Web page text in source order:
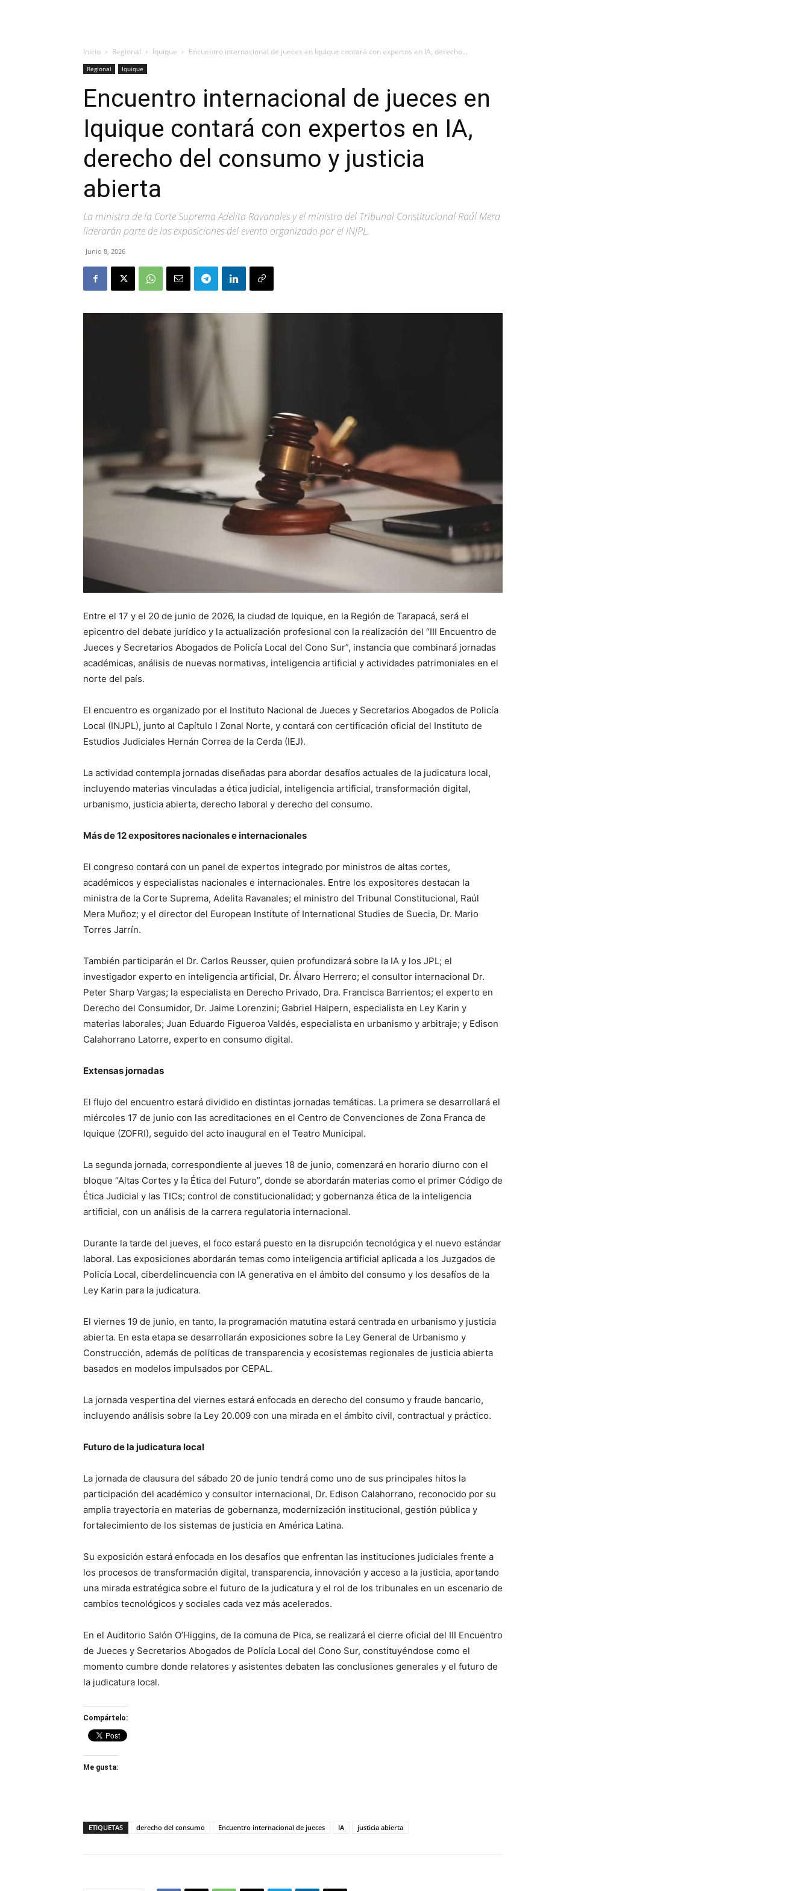
Inicio Regional Iquique Encuentro internacional de jueces en Iquique contará con expertos en IA, derecho...
Regional Iquique
Encuentro internacional de jueces en
Iquique contará con expertos en IA,
derecho del consumo y justicia
abierta
La ministra de la Corte Suprema Adelita Ravanales y el ministro del Tribunal Constitucional Raúl Mera
liderarán parte de las exposiciones del evento organizado por el INJPL.
Junio 8, 2026
Entre el 17 y el 20 de junio de 2026, la ciudad de Iquique, en la Región de Tarapacá, será el
epicentro del debate jurídico y la actualización profesional con la realización del “III Encuentro de
Jueces y Secretarios Abogados de Policía Local del Cono Sur”, instancia que combinará jornadas
académicas, análisis de nuevas normativas, inteligencia artificial y actividades patrimoniales en el
norte del país.
El encuentro es organizado por el Instituto Nacional de Jueces y Secretarios Abogados de Policía
Local (INJPL), junto al Capítulo I Zonal Norte, y contará con certificación oficial del Instituto de
Estudios Judiciales Hernán Correa de la Cerda (IEJ).
La actividad contempla jornadas diseñadas para abordar desafíos actuales de la judicatura local,
incluyendo materias vinculadas a ética judicial, inteligencia artificial, transformación digital,
urbanismo, justicia abierta, derecho laboral y derecho del consumo.
Más de 12 expositores nacionales e internacionales
El congreso contará con un panel de expertos integrado por ministros de altas cortes,
académicos y especialistas nacionales e internacionales. Entre los expositores destacan la
ministra de la Corte Suprema, Adelita Ravanales; el ministro del Tribunal Constitucional, Raúl
Mera Muñoz; y el director del European Institute of International Studies de Suecia, Dr. Mario
Torres Jarrín.
También participarán el Dr. Carlos Reusser, quien profundizará sobre la IA y los JPL; el
investigador experto en inteligencia artificial, Dr. Álvaro Herrero; el consultor internacional Dr.
Peter Sharp Vargas; la especialista en Derecho Privado, Dra. Francisca Barrientos; el experto en
Derecho del Consumidor, Dr. Jaime Lorenzini; Gabriel Halpern, especialista en Ley Karin y
materias laborales; Juan Eduardo Figueroa Valdés, especialista en urbanismo y arbitraje; y Edison
Calahorrano Latorre, experto en consumo digital.
Extensas jornadas
El flujo del encuentro estará dividido en distintas jornadas temáticas. La primera se desarrollará el
miércoles 17 de junio con las acreditaciones en el Centro de Convenciones de Zona Franca de
Iquique (ZOFRI), seguido del acto inaugural en el Teatro Municipal.
La segunda jornada, correspondiente al jueves 18 de junio, comenzará en horario diurno con el
bloque “Altas Cortes y la Ética del Futuro”, donde se abordarán materias como el primer Código de
Ética Judicial y las TICs; control de constitucionalidad; y gobernanza ética de la inteligencia
artificial, con un análisis de la carrera regulatoria internacional.
Durante la tarde del jueves, el foco estará puesto en la disrupción tecnológica y el nuevo estándar
laboral. Las exposiciones abordarán temas como inteligencia artificial aplicada a los Juzgados de
Policía Local, ciberdelincuencia con IA generativa en el ámbito del consumo y los desafíos de la
Ley Karin para la judicatura.
El viernes 19 de junio, en tanto, la programación matutina estará centrada en urbanismo y justicia
abierta. En esta etapa se desarrollarán exposiciones sobre la Ley General de Urbanismo y
Construcción, además de políticas de transparencia y ecosistemas regionales de justicia abierta
basados en modelos impulsados por CEPAL.
La jornada vespertina del viernes estará enfocada en derecho del consumo y fraude bancario,
incluyendo análisis sobre la Ley 20.009 con una mirada en el ámbito civil, contractual y práctico.
Futuro de la judicatura local
La jornada de clausura del sábado 20 de junio tendrá como uno de sus principales hitos la
participación del académico y consultor internacional, Dr. Edison Calahorrano, reconocido por su
amplia trayectoria en materias de gobernanza, modernización institucional, gestión pública y
fortalecimiento de los sistemas de justicia en América Latina.
Su exposición estará enfocada en los desafíos que enfrentan las instituciones judiciales frente a
los procesos de transformación digital, transparencia, innovación y acceso a la justicia, aportando
una mirada estratégica sobre el futuro de la judicatura y el rol de los tribunales en un escenario de
cambios tecnológicos y sociales cada vez más acelerados.
En el Auditorio Salón O’Higgins, de la comuna de Pica, se realizará el cierre oficial del III Encuentro
de Jueces y Secretarios Abogados de Policía Local del Cono Sur, constituyéndose como el
momento cumbre donde relatores y asistentes debaten las conclusiones generales y el futuro de
la judicatura local.
Compártelo:
Me gusta:
ETIQUETAS derecho del consumo Encuentro internacional de jueces IA justicia abierta